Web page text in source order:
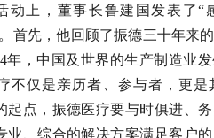
动上，董事长鲁建国发表了“
首先，他回顾了振德三十年来
年，中国及世界的生产制造业
不仅是亲历者、参与者，更是
起点，振德医疗要与时俱进、
业、综合的解决方案满足客户